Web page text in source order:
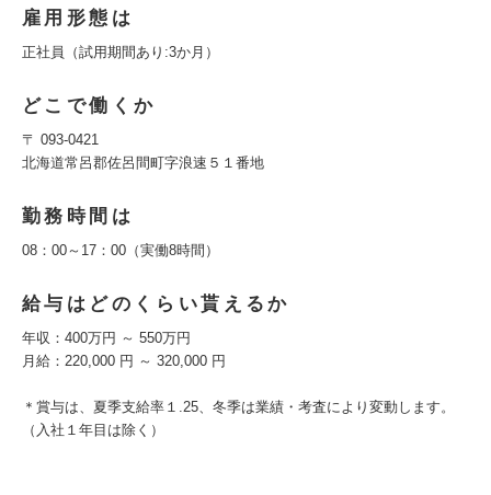
雇用形態は
正社員（試用期間あり:3か月）
どこで働くか
〒 093-0421
北海道常呂郡佐呂間町字浪速５１番地
勤務時間は
08：00～17：00（実働8時間）
給与はどのくらい貰えるか
年収：400万円 ～ 550万円
月給：220,000 円 ～ 320,000 円
＊賞与は、夏季支給率１.25、冬季は業績・考査により変動します。
（入社１年目は除く）